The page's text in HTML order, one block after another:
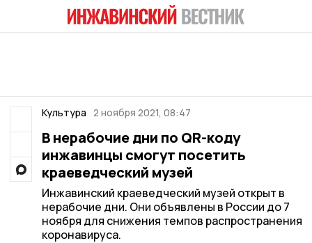
Культура 2 ноября 2021, 08:47
В нерабочие дни по QR-коду
инжавинцы смогут посетить
краеведческий музей
Инжавинский краеведческий музей открыт в
нерабочие дни. Они объявлены в России до 7
ноября для снижения темпов распространения
коронавируса.